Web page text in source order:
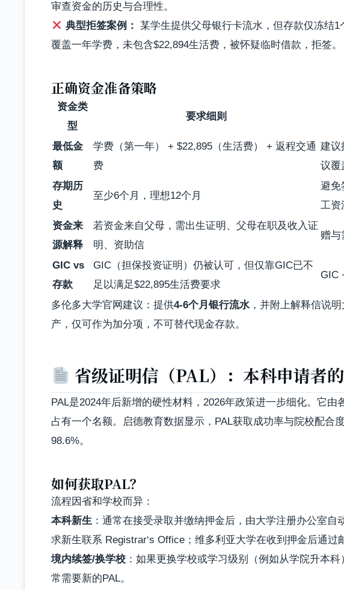
审查资金的历史与合理性。
典型拒签案例： 某学生提供父母银行卡流水，但存款仅冻结
覆盖一年学费，未包含$22,894生活费，被怀疑临时借款，拒签。
正确资金准备策略
资金类
型
要求细则
最低金
额
学费（第一年） + $22,895（生活费） + 返程交通
费
建议
议覆
存期历
史
至少6个月，理想12个月
避免
工资
资金来
源解释
若资金来自父母，需出生证明、父母在职及收入证
明、资助信
赠与
GIC vs
存款
GIC（担保投资证明）仍被认可，但仅靠GIC已不
足以满足$22,895生活费要求
GIC
多伦多大学官网建议：提供4-6个月银行流水 ，并附上解释信说
产，仅可作为加分项，不可替代现金存款。
省级证明信（PAL）：本科申请者
PAL是2024年后新增的硬性材料，2026年政策进一步细化。它
占有一个名额。启德教育数据显示，PAL获取成功率与院校配合
98.6%。
如何获取PAL？
流程因省和学校而异：
本科新生 ：通常在接受录取并缴纳押金后，由大学注册办公室
求新生联系 Registrar‘s Office；维多利亚大学在收到押金后通过
境内续签/换学校 ：如果更换学校或学习级别（例如从学院升本
常需要新的PAL。